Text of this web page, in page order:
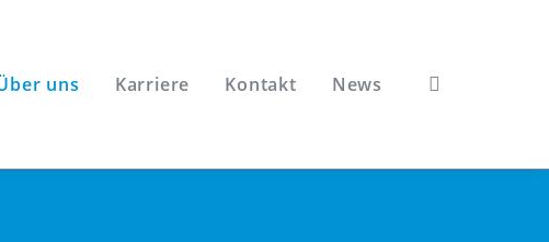
uns Karriere Kontakt News